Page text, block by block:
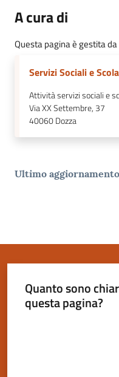
A cura di
Questa pagina è gestita da
Servizi Sociali e
Attività servizi sociali e
Via XX Settembre, 37
40060Dozza
Ultimo aggiornamento
Quanto sono
questa pagina?